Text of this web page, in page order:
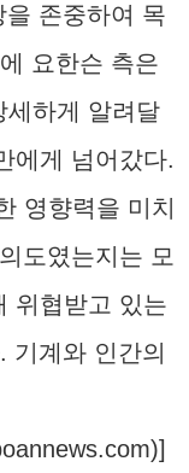
존중하여 목
요한슨 측은
세하게 알려달
에게 넘어갔다.
영향력을 미치
도였는지는 모
위협받고 있는
기계와 인간의
)]